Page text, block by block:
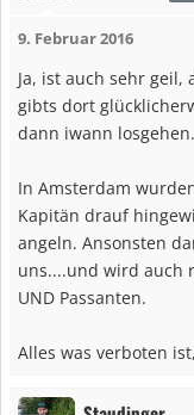
9. Februar 2016
Ja, ist auch sehr geil,
gibts dort
dann iwann
In Amsterdam
Kapitän drauf
angeln. Ansonsten
uns....und wird auch
UND Passanten.
Alles was verboten